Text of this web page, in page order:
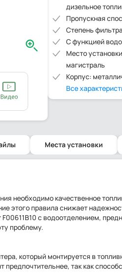
дизельное
Пропускная
Степень
С функцией
Место
магистраль
Корпус:
Все
Места установки
необходимо качественное
этого правила снижает
с водоотделением,
проблему.
который монтируется в
предпочтительнее, так как